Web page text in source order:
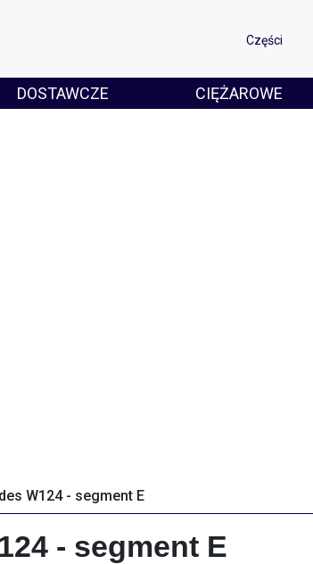
Części
DOSTAWCZE CIĘŻAROWE
W124 - segment E
- segment E